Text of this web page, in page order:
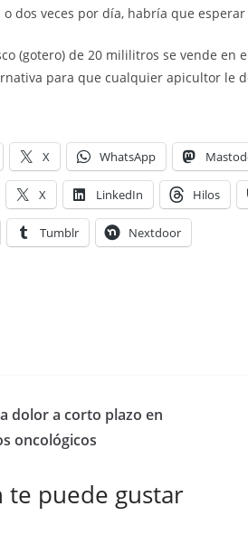
dos veces por día, habría que
(gotero) de 20 mililitros se vende en
para que cualquier apicultor le
X WhatsApp
X LinkedIn Hilos
Tumblr Nextdoor
dolor a corto plazo en
oncológicos
te puede gustar